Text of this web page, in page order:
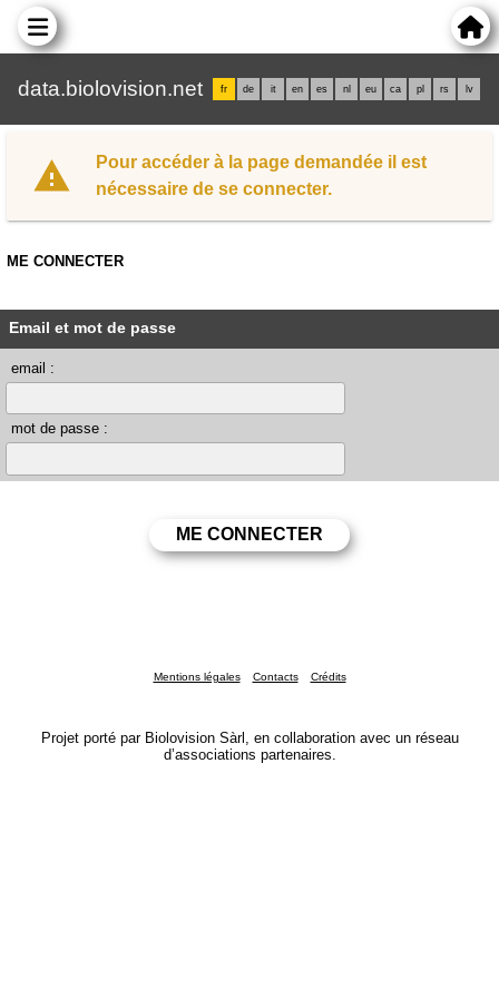
data.biolovision.net fr de it en es nl eu ca pl rs lv
Pour accéder à la page demandée il est
nécessaire de se connecter.
ME CONNECTER
Email et mot de passe
email :
mot de passe :
Mentions légales Contacts Crédits
Projet porté par Biolovision Sàrl, en collaboration avec un réseau
d’associations partenaires.